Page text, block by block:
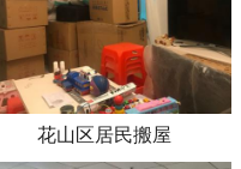
花山区居民搬屋